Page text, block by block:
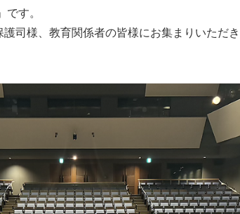
」です。
司様、教育関係者の皆様にお集まりいただ